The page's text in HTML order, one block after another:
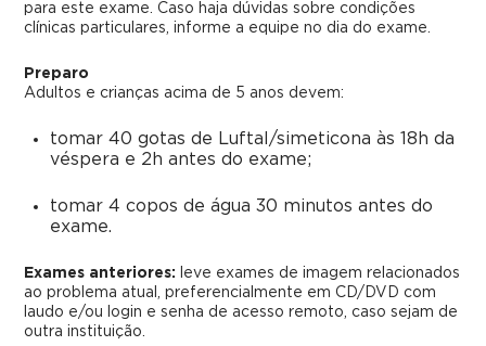
para este exame. Caso haja dúvidas sobre condições
clínicas particulares, informe a equipe no dia do exame.
Preparo
Adultos e crianças acima de 5 anos devem:
tomar 40 gotas de Luftal/simeticona às 18h da
véspera e 2h antes do exame;
tomar 4 copos de água 30 minutos antes do
exame.
Exames anteriores:
leve exames de imagem relacionados
ao problema atual, preferencialmente em CD/DVD com
laudo e/ou login e senha de acesso remoto, caso sejam de
outra instituição.